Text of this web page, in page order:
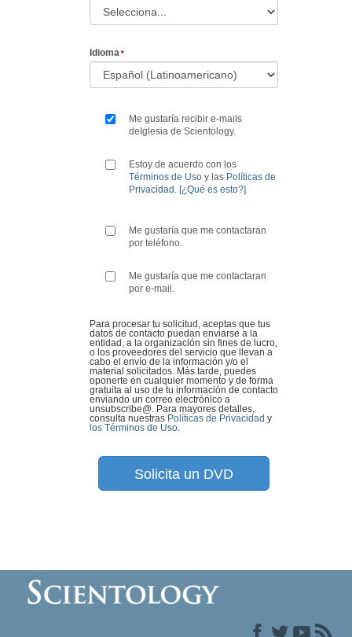
Idioma
Me gustaría recibir e-mails
deIglesia de Scientology.
Estoy de acuerdo con los
Términos de Uso y las Políticas de
Privacidad
[¿Qué es esto?]
Me gustaría que me contactaran
por teléfono.
Me gustaría que me contactaran
por e-mail.
Para procesar tu solicitud, aceptas que tus
datos de contacto puedan enviarse a la
entidad, a la organización sin fines de lucro,
o los proveedores del servicio que llevan a
cabo el envío de la información y/o el
material solicitados. Más tarde, puedes
oponerte en cualquier momento y de forma
gratuita al uso de tu información de contacto
enviando un correo electrónico a
unsubscribe@ . Para mayores detalles,
consulta nuestras Políticas de Privacidad y
los Términos de Uso
Solicita un DVD